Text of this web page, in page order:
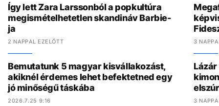
Így lett Zara Larssonból a popkultúra
megismételhetetlen skandináv Barbie-
ja
2 NAPPAL EZELŐTT
Bemutatunk 5 magyar kisvállakozást,
akiknél érdemes lehet befektetned egy
jó minőségű táskába
2026.7.25 9:16
3
3